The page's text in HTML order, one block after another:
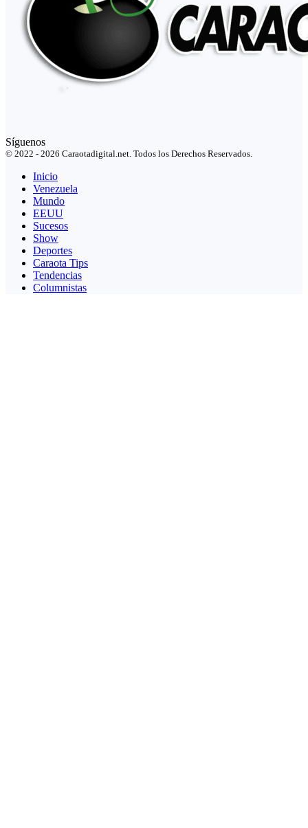
Síguenos
© 2022 - 2026 Caraotadigital.net. Todos los Derechos Reservados.
Inicio
Venezuela
Mundo
EEUU
Sucesos
Show
Deportes
Caraota Tips
Tendencias
Columnistas